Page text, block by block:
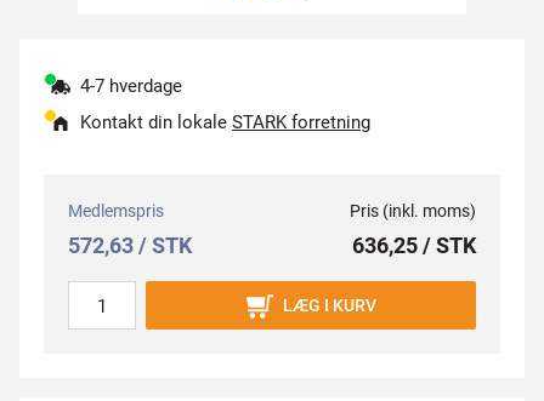
4-7 hverdage
Kontakt din lokale STARK forretning
Medlemspris
572,63 / STK
Pris (inkl. moms)
636,25 / STK
LÆG I KURV